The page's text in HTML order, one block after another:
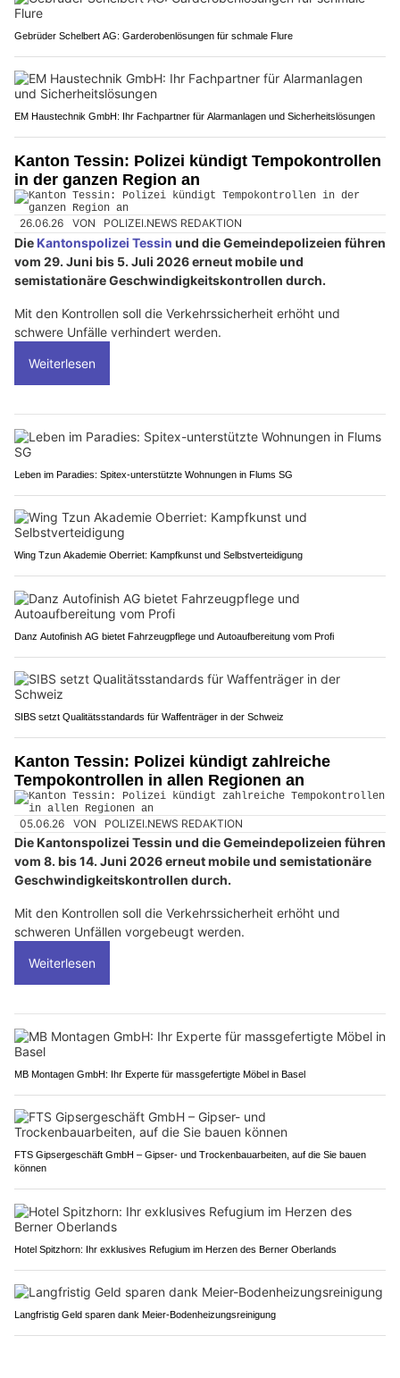
Gebrüder Schelbert AG: Garderobenlösungen für schmale Flure
EM Haustechnik GmbH: Ihr Fachpartner für Alarmanlagen und Sicherheitslösungen
Kanton Tessin: Polizei kündigt Tempokontrollen
in der ganzen Region an
26.06.26 VON POLIZEI.NEWS REDAKTION
Die Kantonspolizei Tessin und die Gemeindepolizeien führen
vom 29. Juni bis 5. Juli 2026 erneut mobile und
semistationäre Geschwindigkeitskontrollen durch.
Mit den Kontrollen soll die Verkehrssicherheit erhöht und
schwere Unfälle verhindert werden.
Weiterlesen
Leben im Paradies: Spitex-unterstützte Wohnungen in Flums SG
Wing Tzun Akademie Oberriet: Kampfkunst und Selbstverteidigung
Danz Autofinish AG bietet Fahrzeugpflege und Autoaufbereitung vom Profi
SIBS setzt Qualitätsstandards für Waffenträger in der Schweiz
Kanton Tessin: Polizei kündigt zahlreiche
Tempokontrollen in allen Regionen an
05.06.26 VON POLIZEI.NEWS REDAKTION
Die Kantonspolizei Tessin und die Gemeindepolizeien führen
vom 8. bis 14. Juni 2026 erneut mobile und semistationäre
Geschwindigkeitskontrollen durch.
Mit den Kontrollen soll die Verkehrssicherheit erhöht und
schweren Unfällen vorgebeugt werden.
Weiterlesen
MB Montagen GmbH: Ihr Experte für massgefertigte Möbel in Basel
FTS Gipsergeschäft GmbH – Gipser- und Trockenbauarbeiten, auf die Sie bauen
können
Hotel Spitzhorn: Ihr exklusives Refugium im Herzen des Berner Oberlands
Langfristig Geld sparen dank Meier-Bodenheizungsreinigung